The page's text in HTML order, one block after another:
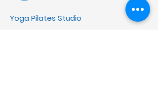
Yoga Pilates Studio